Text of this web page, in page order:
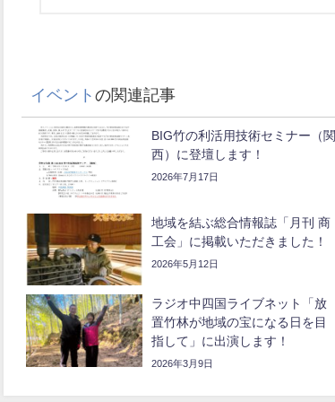
イベントの関連記事
BIG竹の利活用技術セミナー（関
西）に登壇します！
2026年7月17日
地域を結ぶ総合情報誌「月刊 商
工会」に掲載いただきました！
2026年5月12日
ラジオ中四国ライブネット「放
置竹林が地域の宝になる日を目
指して」に出演します！
2026年3月9日